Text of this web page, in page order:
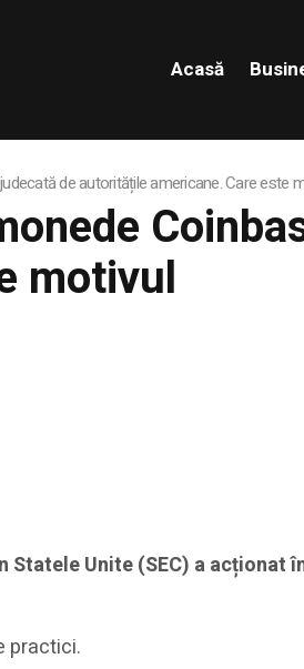
Acasă
de autoritățile americane. Care este
motivul
Unite (SEC) a
practici.